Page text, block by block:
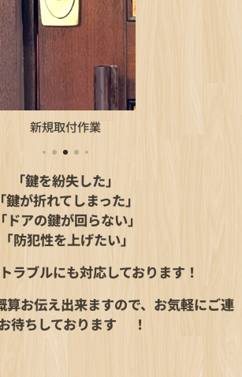
新規取付作業
「鍵を紛失した」
「鍵が折れてしまった」
「ドアの鍵が回らない」
｢防犯性を上げたい｣
ラブルにも対応しております！
算お伝え出来ますので、お気軽にご連
待ちしております🙆‍♂️！